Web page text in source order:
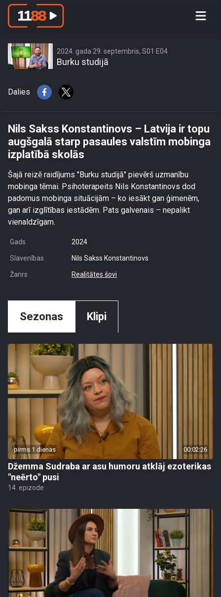
Nils Sakss Konstantinovs – Latvija ir
2024. gada 29. septembris, S01 E04
Burku studijā
Dalies
Nils Sakss Konstantinovs – Latvija ir topu
augšgalā starp pasaules valstīm mobinga
izplatībā skolās
Šajā reizē raidījums "Burku studijā" pievērš uzmanību
mobinga tēmai. Psihoterapeits Nils Konstantinovs dod
padomus mobinga situācijām – ko iesākt gan ģimenēm,
gan arī izglītības iestādēm. Pats galvenais – nepalikt
vienaldzīgam.
Gads 2024
Slavenības Nils Sakss Konstantinovs
Žanrs Realitātes šovi
Sezonas Klipi
pirms 1 dienas 00:02:26
Džemma Sudraba ar asu humoru atklāj ezoterikas
"neērto" pusi
14. epizode